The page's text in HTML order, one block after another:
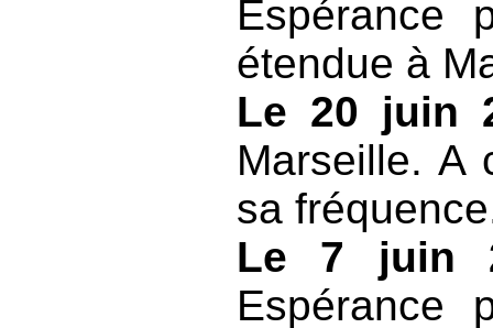
Espérance
étendue à
Le 20 juin
Marseille. A
sa
Le 7 juin
Espérance